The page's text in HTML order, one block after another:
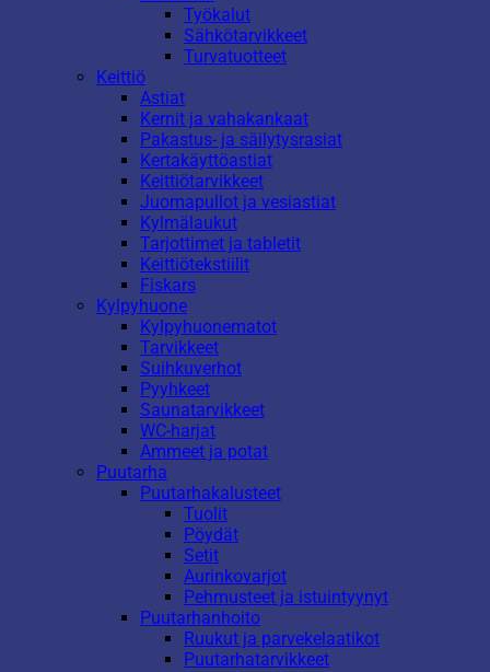
Työkalut
Sähkötarvikkeet
Turvatuotteet
Keittiö
Astiat
Kernit ja vahakankaat
Pakastus- ja säilytysrasiat
Kertakäyttöastiat
Keittiötarvikkeet
Juomapullot ja vesiastiat
Kylmälaukut
Tarjottimet ja tabletit
Keittiötekstiilit
Fiskars
Kylpyhuone
Kylpyhuonematot
Tarvikkeet
Suihkuverhot
Pyyhkeet
Saunatarvikkeet
WC-harjat
Ammeet ja potat
Puutarha
Puutarhakalusteet
Tuolit
Pöydät
Setit
Aurinkovarjot
Pehmusteet ja istuintyynyt
Puutarhanhoito
Ruukut ja parvekelaatikot
Puutarhatarvikkeet